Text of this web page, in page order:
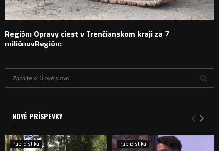
Región: Opravy ciest v Trenčianskom kraji za 7
miliónovRegión:
i
e
Y
H
NOVÉ PRÍSPEVKY
Publicistika Publicistika